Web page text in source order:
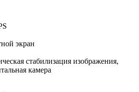
экран
стабилизация изображения,
камера